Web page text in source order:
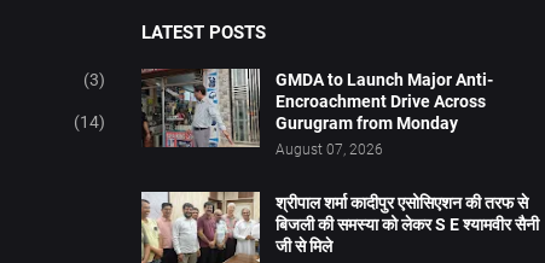
(3)
(14)
LATEST POSTS
GMDA to Launch Major Anti-
Encroachment Drive Across
Gurugram from Monday
August 07, 2026
श्रीपाल शर्मा कादीपुर एसोसिएशन की तरफ से
बिजली की समस्या को लेकर S E श्यामवीर सैनी
जी से मिले